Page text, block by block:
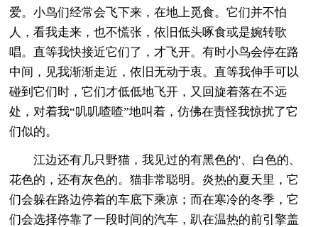
爱。小鸟们经常会飞下来，在地上觅食。它们并不怕
人，看我走来，也不慌张，依旧低头啄食或是婉转歌
唱。直等我快接近它们了，才飞开。有时小鸟会停在路
中间，见我渐渐走近，依旧无动于衷。直等我伸手可以
碰到它们时，它们才低低地飞开，又回旋着落在不远
处，对着我“叽叽喳喳”地叫着，仿佛在责怪我惊扰了它
们似的。
江边还有几只野猫，我见过的有黑色的'、白色的、
花色的，还有灰色的。猫非常聪明。炎热的夏天里，它
们会躲在路边停着的车底下乘凉；而在寒冷的冬季，它
们会选择停靠了一段时间的汽车，趴在温热的前引擎盖